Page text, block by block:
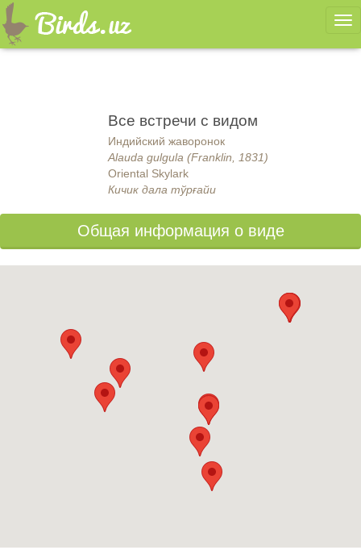
Все встречи с видом
Индийский жаворонок
Alauda gulgula (Franklin, 1831)
Oriental Skylark
Кичик дала тўрғайи
Общая информация о виде